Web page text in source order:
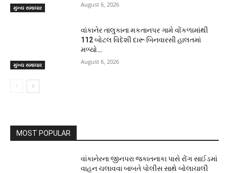
મુખ્ય સમાચાર August 6, 2026
મુખ્ય સમાચાર
વાંકાનેર તાલુકાના મકતાનપર ગામે વોંકળામાંથી
112 બોટલ વિદેશી દારૂ બિનવારસી હાલતમાં
મળ્યો…
August 6, 2026
MOST POPULAR
વાંકાનેરના જીનપરા જકાતનાકા પાસે રોંગ સાઈડમાં
વાહન ચલાવવા બાબતે પોલીસ સાથે બોલાચાલી